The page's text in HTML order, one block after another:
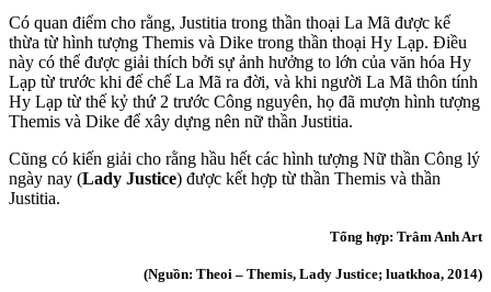
Có quan điểm cho rằng, Justitia trong thần thoại La Mã được kế
thừa từ hình tượng Themis và Dike trong thần thoại Hy Lạp. Điều
này có thể được giải thích bởi sự ảnh hưởng to lớn của văn hóa Hy
Lạp từ trước khi đế chế La Mã ra đời, và khi người La Mã thôn tính
Hy Lạp từ thế kỷ thứ 2 trước Công nguyên, họ đã mượn hình tượng
Themis và Dike để xây dựng nên nữ thần Justitia.
Cũng có kiến giải cho rằng hầu hết các hình tượng Nữ thần Công lý
ngày nay (Lady Justice) được kết hợp từ thần Themis và thần
Justitia.
Tổng hợp: Trâm Anh Art
(Nguồn: Theoi – Themis, Lady Justice; luatkhoa, 2014)